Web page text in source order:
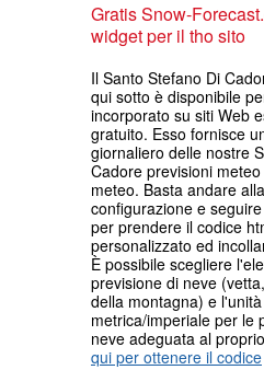
Gratis Snow-
widget per il tho sito
Il Santo Stefano Di
qui sotto è disponibile
incorporato su siti Web
gratuito. Esso fornisce
giornaliero delle nostre
Cadore previsioni
meteo. Basta andare
configurazione e
per prendere il codice
personalizzato ed
È possibile scegliere
previsione di neve
della montagna) e l'unità
metrica/imperiale per le
neve adeguata al
qui per ottenere il codice